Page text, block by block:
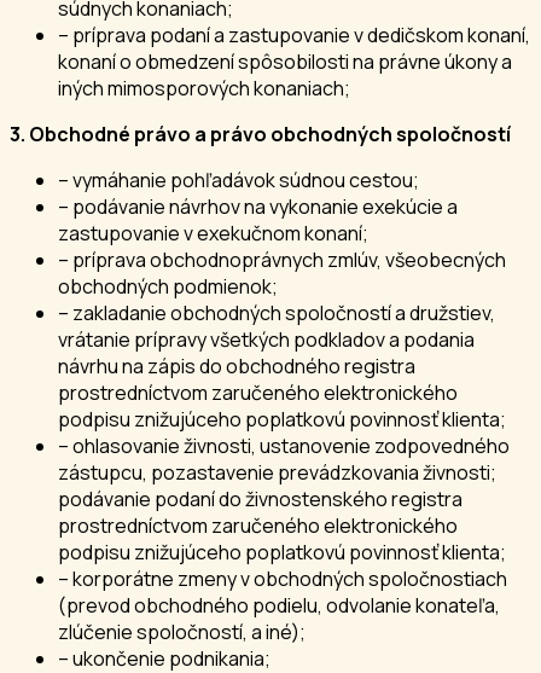
súdnych konaniach;
– príprava podaní a zastupovanie v dedičskom konaní,
konaní o obmedzení spôsobilosti na právne úkony a
iných mimosporových konaniach;
3. Obchodné právo a právo obchodných spoločností
– vymáhanie pohľadávok súdnou cestou;
– podávanie návrhov na vykonanie exekúcie a
zastupovanie v exekučnom konaní;
– príprava obchodnoprávnych zmlúv, všeobecných
obchodných podmienok;
– zakladanie obchodných spoločností a družstiev,
vrátanie prípravy všetkých podkladov a podania
návrhu na zápis do obchodného registra
prostredníctvom zaručeného elektronického
podpisu znižujúceho poplatkovú povinnosť klienta;
– ohlasovanie živnosti, ustanovenie zodpovedného
zástupcu, pozastavenie prevádzkovania živnosti;
podávanie podaní do živnostenského registra
prostredníctvom zaručeného elektronického
podpisu znižujúceho poplatkovú povinnosť klienta;
– korporátne zmeny v obchodných spoločnostiach
(prevod obchodného podielu, odvolanie konateľa,
zlúčenie spoločností, a iné);
– ukončenie podnikania;